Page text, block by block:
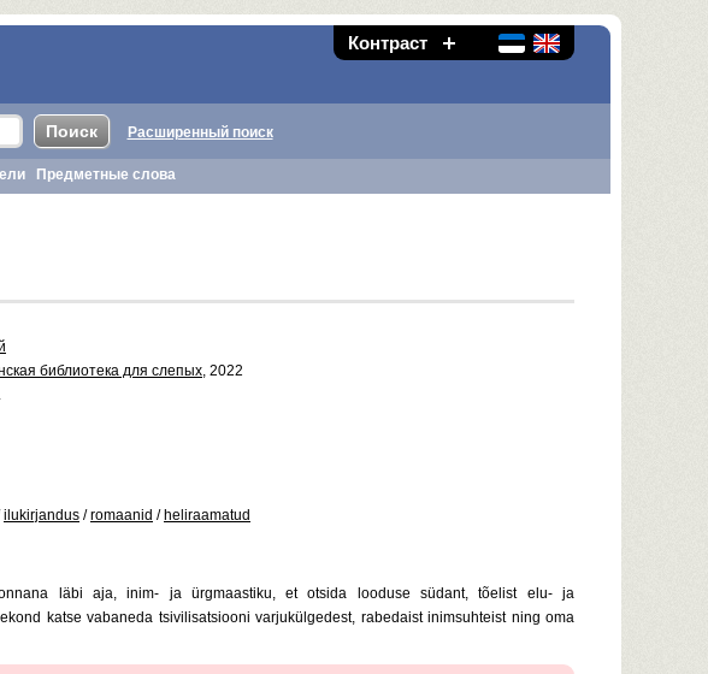
Контраст
Расширенный поиск
Предметные слова
библиотека для слепых, 2022
ilukirjandus /romaanid / heliraamatud
läbi aja, inim- ja ürgmaastiku, et otsida looduse südant, tõelist elu- ja
katse vabaneda tsivilisatsiooni varjukülgedest, rabedaist inimsuhteist ning oma